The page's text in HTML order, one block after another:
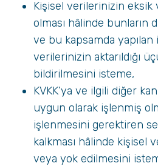
Kişisel verilerinizin eksik
olması hâlinde bunların
ve bu kapsamda
verilerinizin aktarıldığı
bildirilmesini isteme,
KVKK’ya ve ilgili diğer
uygun olarak işlenmiş
işlenmesini gerektiren
kalkması hâlinde kişisel
veya yok edilmesini